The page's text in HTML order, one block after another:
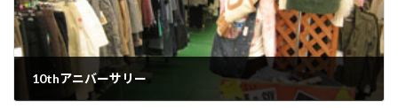
10thアニバーサリー